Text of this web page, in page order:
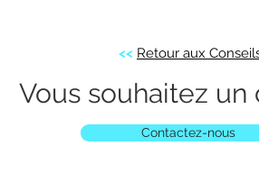
<< Retour aux
Vous souhaitez un
Contactez-nous